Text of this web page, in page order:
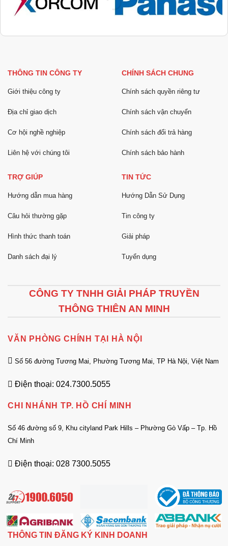
THÔNG TIN CÔNG TY
Giới thiệu công ty
Địa chỉ giao dịch
Cơ hội nghề nghiệp
Liên hệ với chúng tôi
CHÍNH SÁCH CHUNG
Chính sách quyền riêng tư
Chính sách vận chuyển
Chính sách đổi trả hàng
Chính sách bảo hành
TRỢ GIÚP
Hướng dẫn mua hàng
Câu hỏi thường gặp
Hình thức thanh toán
Danh sách đại lý
TIN TỨC
Hướng Dẫn Sử Dụng
Tin công ty
Giải pháp
Tuyển dụng
CÔNG TY TNHH GIẢI PHÁP TRUYỀN
THÔNG THIÊN AN MINH
VĂN PHÒNG CHÍNH TẠI HÀ NỘI
Số 56 đường Tương Mai, Phường Tương Mai, TP Hà Nội, Việt Nam
Điện thoại: 024.7300.5055
CHI NHÁNH TP. HỒ CHÍ MINH
Số 46 đường số 9, Khu cityland Park Hills – Phường Gò Vấp – Tp. Hồ
Chí Minh
Điện thoại: 028 7300.5055
THÔNG TIN ĐĂNG KÝ KINH DOANH